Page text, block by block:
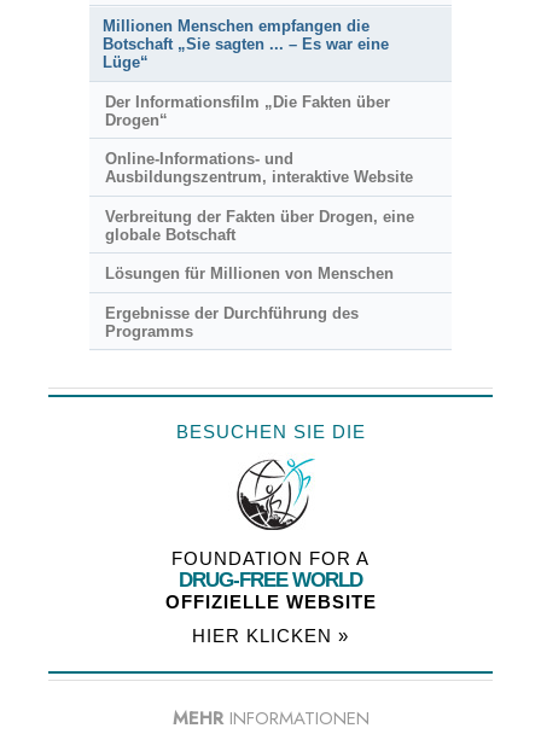
Millionen Menschen empfangen die
Botschaft „Sie sagten ... – Es war eine
Lüge“
Der Informationsfilm „Die Fakten über
Drogen“
Online-Informations- und
Ausbildungszentrum, interaktive Website
Verbreitung der Fakten über Drogen, eine
globale Botschaft
Lösungen für Millionen von Menschen
Ergebnisse der Durchführung des
Programms
BESUCHEN SIE DIE
FOUNDATION FOR A
DRUG-FREE WORLD
OFFIZIELLE WEBSITE
HIER KLICKEN »
MEHR INFORMATIONEN